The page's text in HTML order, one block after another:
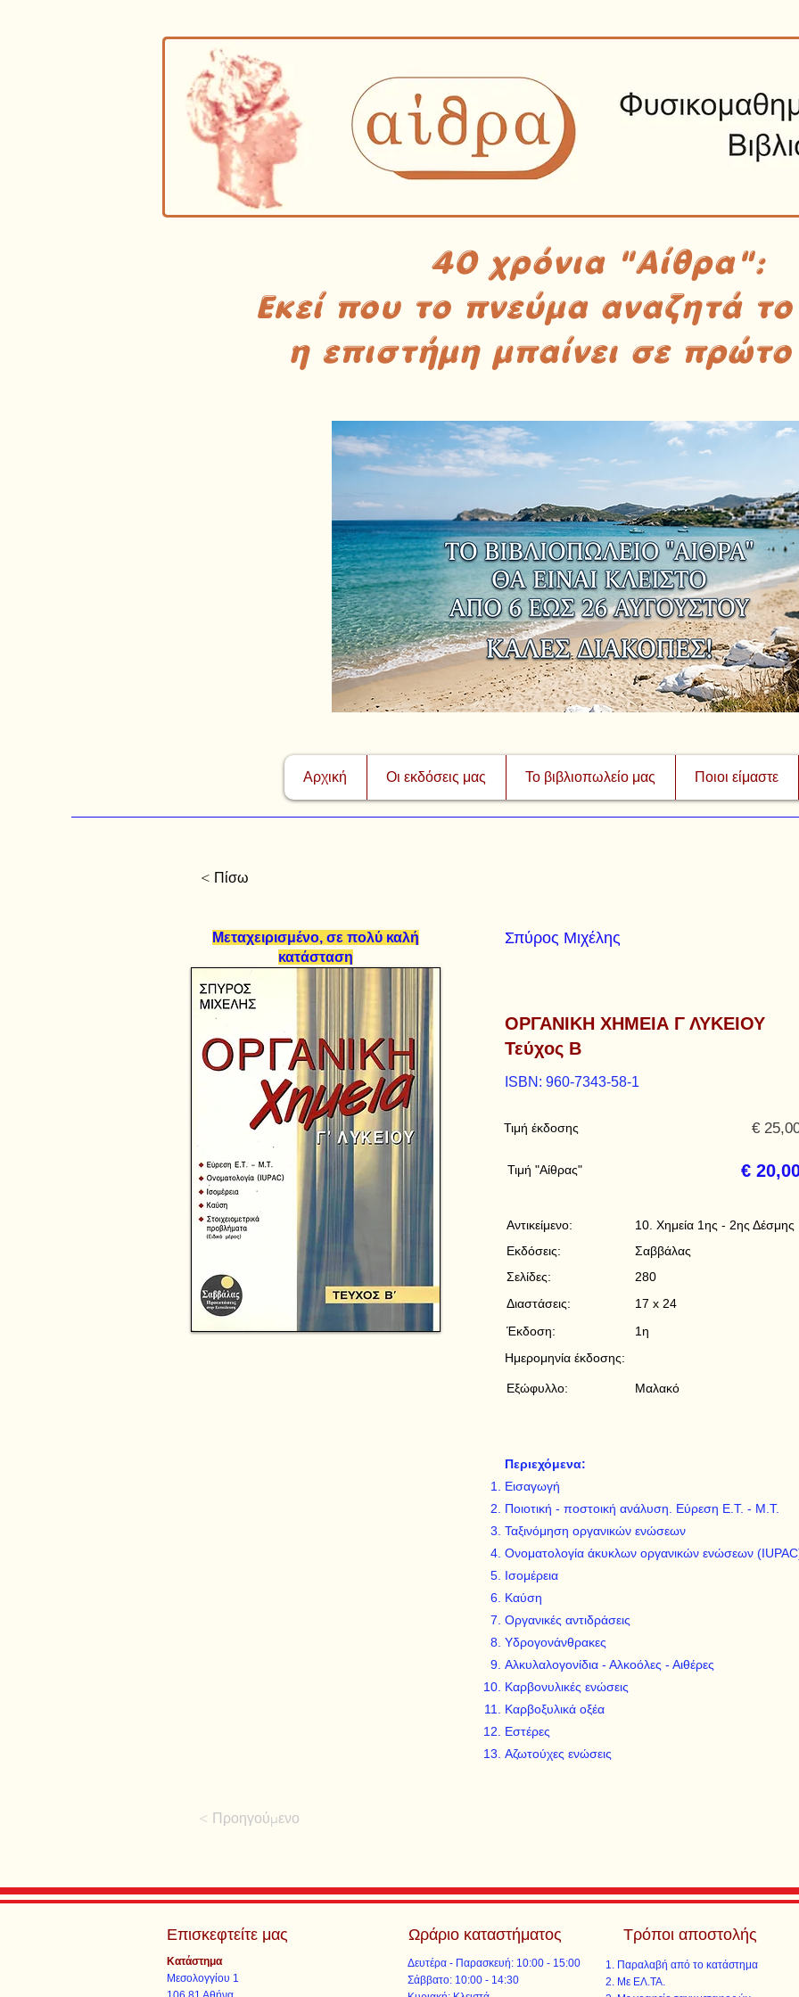
40 χρόνια "Αίθρα":
Εκεί που το πνεύμα αναζητά
η επιστήμη μπαίνει σε
Αρχική Οι εκδόσεις μας Το βιβλιοπωλείο μας Ποιοι είμαστε
< Πίσω
Μεταχειρισμένο, σε πολύ καλή
κατάσταση
Σπύρος Μιχέλης
ΟΡΓΑΝΙΚΗ ΧΗΜΕΙΑ Γ ΛΥΚΕΙΟΥ
Τεύχος Β
ISBN: 960-7343-58-1
Τιμή έκδοσης €
€
Τιμή "Αίθρας"
Αντικείμενο:
Εκδόσεις:
Σελίδες:
Διαστάσεις:
Έκδοση:
Ημερομηνία έκδοσης:
Εξώφυλλο:
10. Χημεία 1ης - 2ης Δέσμης
Σαββάλας
280
17 x 24
1η
Μαλακό
Περιεχόμενα:
Εισαγωγή
Ποιοτική - ποστοική ανάλυση. Εύρεση Ε.Τ. - Μ.Τ.
Ταξινόμηση οργανικών ενώσεων
Ονοματολογία άκυκλων οργανικών ενώσεων
Ισομέρεια
Καύση
Οργανικές αντιδράσεις
Υδρογονάνθρακες
Αλκυλαλογονίδια - Αλκοόλες - Αιθέρες
Καρβονυλικές ενώσεις
Καρβοξυλικά οξέα
Εστέρες
Αζωτούχες ενώσεις
< Προηγούμενο
Επισκεφτείτε μας
Κατάστημα
Μεσολογγίου 1
Ωράριο καταστήματος
Δευτέρα - Παρασκευή: 10:00 - 15:00
​​Σάββατο: 10:00 - 14:30
Τρόποι αποστολής
Παραλαβή από το κατάστημα
Με ΕΛ.ΤΑ.​​